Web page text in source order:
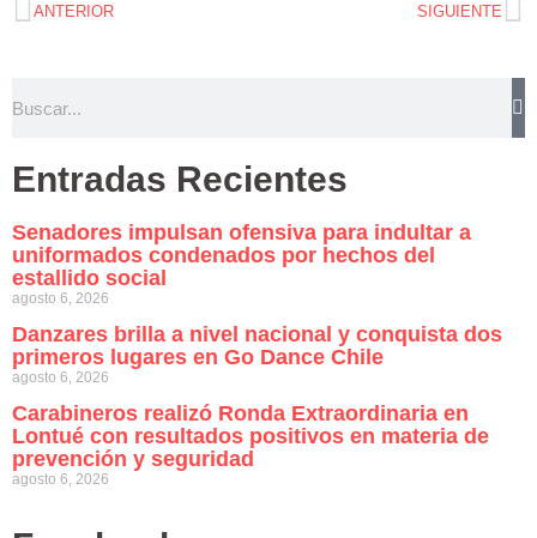
ANTERIOR SIGUIENTE
Entradas Recientes
Senadores impulsan ofensiva para indultar a
uniformados condenados por hechos del
estallido social
agosto 6, 2026
Danzares brilla a nivel nacional y conquista dos
primeros lugares en Go Dance Chile
agosto 6, 2026
Carabineros realizó Ronda Extraordinaria en
Lontué con resultados positivos en materia de
prevención y seguridad
agosto 6, 2026